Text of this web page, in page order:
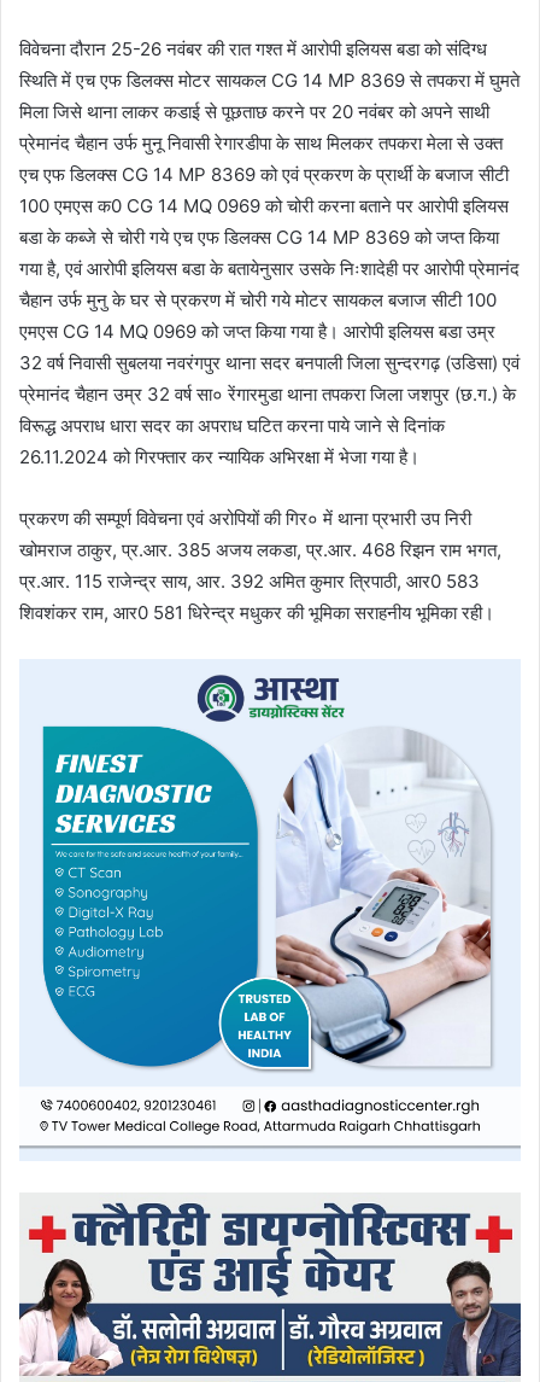
विवेचना दौरान 25-26 नवंबर की रात गश्त में आरोपी इलियस बडा को संदिग्ध
स्थिति में एच एफ डिलक्स मोटर सायकल CG 14 MP 8369 से तपकरा में घुमते
मिला जिसे थाना लाकर कडाई से पूछताछ करने पर 20 नवंबर को अपने साथी
प्रेमानंद चैहान उर्फ मुनू निवासी रेगारडीपा के साथ मिलकर तपकरा मेला से उक्त
एच एफ डिलक्स CG 14 MP 8369 को एवं प्रकरण के प्रार्थी के बजाज सीटी
100 एमएस क0 CG 14 MQ 0969 को चोरी करना बताने पर आरोपी इलियस
बडा के कब्जे से चोरी गये एच एफ डिलक्स CG 14 MP 8369 को जप्त किया
गया है, एवं आरोपी इलियस बडा के बतायेनुसार उसके निःशादेही पर आरोपी प्रेमानंद
चैहान उर्फ मुनु के घर से प्रकरण में चोरी गये मोटर सायकल बजाज सीटी 100
एमएस CG 14 MQ 0969 को जप्त किया गया है। आरोपी इलियस बडा उम्र
32 वर्ष निवासी सुबलया नवरंगपुर थाना सदर बनपाली जिला सुन्दरगढ़ (उडिसा) एवं
प्रेमानंद चैहान उम्र 32 वर्ष सा० रेंगारमुडा थाना तपकरा जिला जशपुर (छ.ग.) के
विरूद्ध अपराध धारा सदर का अपराध घटित करना पाये जाने से दिनांक
26.11.2024 को गिरफ्तार कर न्यायिक अभिरक्षा में भेजा गया है।
प्रकरण की सम्पूर्ण विवेचना एवं अरोपियों की गिर० में थाना प्रभारी उप निरी
खोमराज ठाकुर, प्र.आर. 385 अजय लकडा, प्र.आर. 468 रिझन राम भगत,
प्र.आर. 115 राजेन्द्र साय, आर. 392 अमित कुमार त्रिपाठी, आर0 583
शिवशंकर राम, आर0 581 धिरेन्द्र मधुकर की भूमिका सराहनीय भूमिका रही।